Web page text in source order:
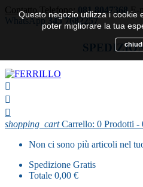
Contatto Telefono: 081 8047368 E-
WhatsApp 345 7682257



shopping_cart Carrello: 0 Prodotti -
Non ci sono più articoli nel
Spedizione Gratis
Totale 0,00 €
Questo negozio utilizza i cookie
poter migliorare la tua